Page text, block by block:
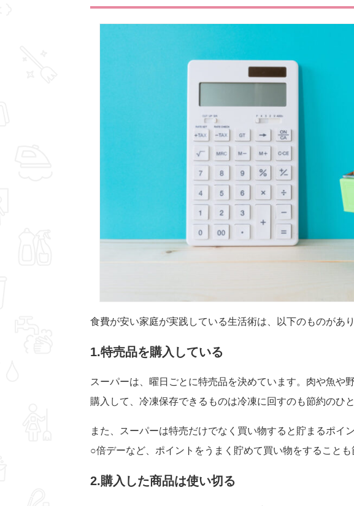
食費が安い家庭が実践している生活術は、以下のものがあり
1.特売品を購入している
スーパーは、曜日ごとに特売品を決めています。肉や魚や
購入して、冷凍保存できるものは冷凍に回すのも節約のひと
また、スーパーは特売だけでなく買い物すると貯まるポイ
○倍デーなど、ポイントをうまく貯めて買い物をすることも
2.購入した商品は使い切る